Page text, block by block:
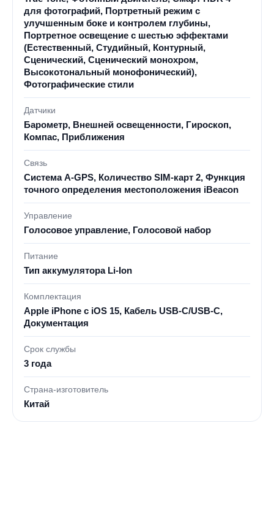
для фотографий, Портретный режим с
улучшенным боке и контролем глубины,
Портретное освещение с шестью эффектами
(Естественный, Студийный, Контурный,
Сценический, Сценический монохром,
Высокотональный монофонический),
Фотографические стили
Датчики
Барометр, Внешней освещенности, Гироскоп,
Компас, Приближения
Связь
Cистема A-GPS, Количество SIM-карт 2, Функция
точного определения местоположения iBeacon
Управление
Голосовое управление, Голосовой набор
Питание
Тип аккумулятора Li-Ion
Комплектация
Apple iPhone с iOS 15, Кабель USB‑C/USB‑C,
Документация
Срок службы
3 года
Страна-изготовитель
Китай